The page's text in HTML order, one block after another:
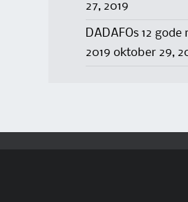
27, 2019
DADAFOs 12
2019 oktober 29,